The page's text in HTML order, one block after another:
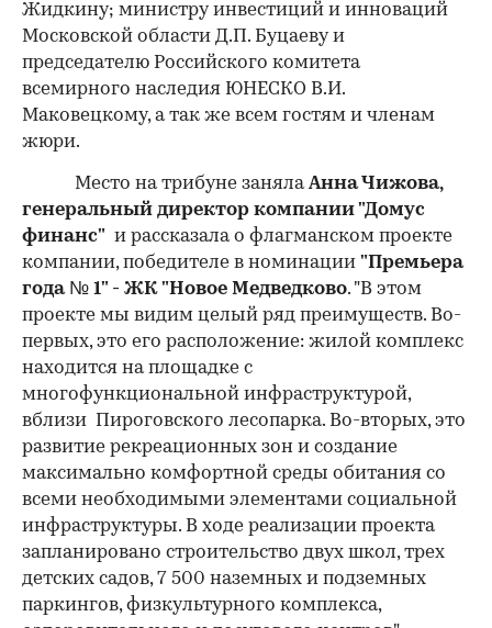
Жидкину; министру инвестиций и инноваций
Московской области Д.П. Буцаеву и
председателю Российского комитета
всемирного наследия ЮНЕСКО В.И.
Маковецкому, а так же всем гостям и членам
жюри.
Место на трибуне занялаАнна Чижова,
генеральный директор компании "Домус
финанс" и рассказала о флагманском проекте
компании, победителе в номинации "Премьера
года № 1" - ЖК "Новое Медведково. "В этом
проекте мы видим целый ряд преимуществ. Во-
первых, это его расположение: жилой комплекс
находится на площадке с
многофункциональной инфраструктурой,
вблизи Пироговского лесопарка. Во-вторых, это
развитие рекреационных зон и создание
максимально комфортной среды обитания со
всеми необходимыми элементами социальной
инфраструктуры. В ходе реализации проекта
запланировано строительство двух школ, трех
детских садов, 7 500 наземных и подземных
паркингов, физкультурного комплекса,